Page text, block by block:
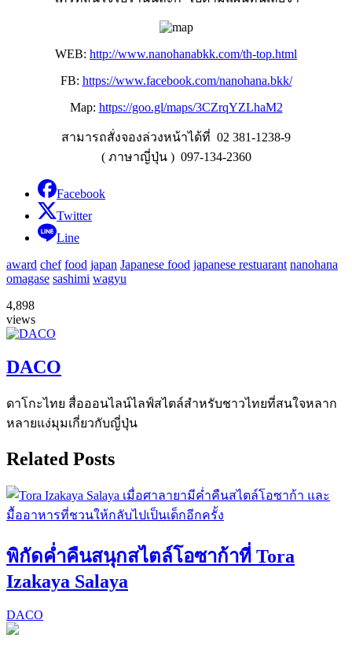
WEB: http://www.nanohanabkk.com/th-top.html
FB: https://www.facebook.com/nanohana.bkk/
Map: https://goo.gl/maps/3CZrqYZLhaM2
สามารถสั่งจองล่วงหน้าได้ที่ 02 381-1238-9
( ภาษาญี่ปุ่น ) 097-134-2360
Facebook
Twitter
Line
award chef food japan Japanese food japanese restuarant nanohana
omagase sashimi wagyu
4,898
views
DACO
ดาโกะไทย สื่อออนไลน์ไลฟ์สไตล์สำหรับชาวไทยที่สนใจหลาก
หลายแง่มุมเกี่ยวกับญี่ปุ่น
Related Posts
พิกัดค่ำคืนสนุกสไตล์โอซาก้าที่ Tora
Izakaya Salaya
DACO